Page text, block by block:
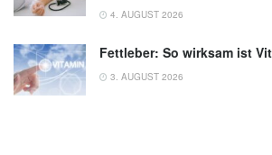
4. AUGUST 2026
Fettleber: So wirksam ist
3. AUGUST 2026